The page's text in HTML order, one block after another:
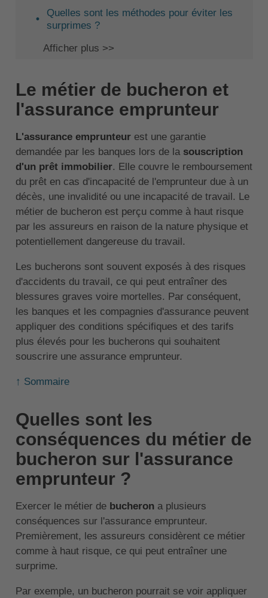
Quelles sont les méthodes pour éviter les
surprimes ?
Afficher plus >>
Le métier de bucheron et
l'assurance emprunteur
L'assurance emprunteur est une garantie
demandée par les banques lors de lasouscription
d'un prêt immobilier. Elle couvre le remboursement
du prêt en cas d'incapacité de l'emprunteur due à un
décès, une invalidité ou une incapacité de travail. Le
métier de bucheron est perçu comme à haut risque
par les assureurs en raison de la nature physique et
potentiellement dangereuse du travail.
Les bucherons sont souvent exposés à des risques
d'accidents du travail, ce qui peut entraîner des
blessures graves voire mortelles. Par conséquent,
les banques et les compagnies d'assurance peuvent
appliquer des conditions spécifiques et des tarifs
plus élevés pour les bucherons qui souhaitent
souscrire une assurance emprunteur.
↑ Sommaire
Quelles sont les
conséquences du métier de
bucheron sur l'assurance
emprunteur ?
Exercer le métier de bucheron a plusieurs
conséquences sur l'assurance emprunteur.
Premièrement, les assureurs considèrent ce métier
comme à haut risque, ce qui peut entraîner une
surprime.
Par exemple, un bucheron pourrait se voir appliquer